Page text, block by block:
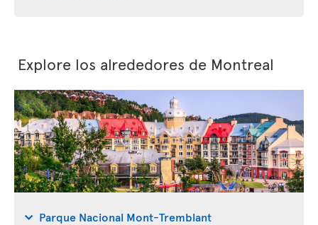
Explore los alrededores de Montreal
Parque Nacional Mont-Tremblant